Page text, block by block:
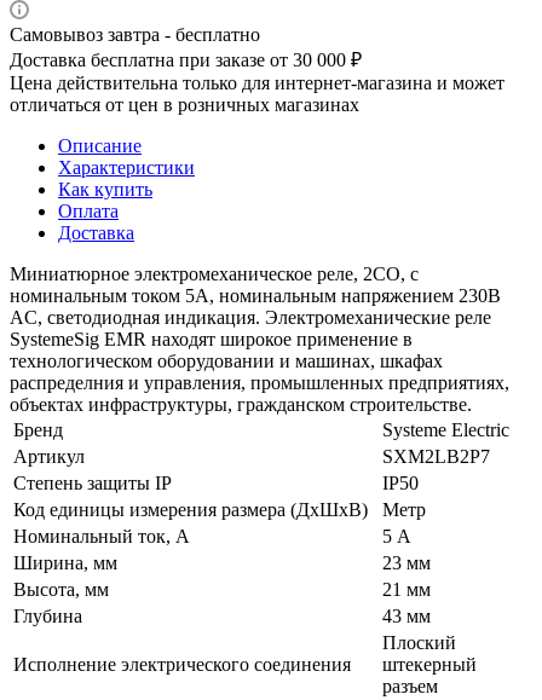
Самовывоз завтра - бесплатно
Доставка бесплатна при заказе от 30 000 ₽
Цена действительна только для интернет-магазина и может
отличаться от цен в розничных магазинах
Описание
Характеристики
Как купить
Оплата
Доставка
Миниатюрное электромеханическое реле, 2CO, с
номинальным током 5А, номинальным напряжением 230В
AC, светодиодная индикация. Электромеханические реле
SystemeSig EMR находят широкое применение в
технологическом оборудовании и машинах, шкафах
распределния и управления, промышленных предприятиях,
объектах инфраструктуры, гражданском строительстве.
Бренд
Systeme Electric
Артикул
SXM2LB2P7
Степень защиты IP
IP50
Код единицы измерения размера (ДхШхВ)
Метр
Номинальный ток, А
5 А
Ширина, мм
23 мм
Высота, мм
21 мм
Глубина
43 мм
Исполнение электрического соединения
Плоский
штекерный
разъем